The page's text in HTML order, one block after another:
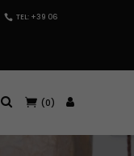
TEL: +39 06
(0)